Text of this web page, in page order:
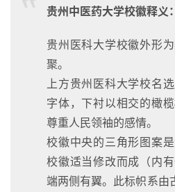
贵州中医药大学校徽释义：
贵州医科大学校徽外形
聚。
上方贵州医科大学校名
字体，下衬以相交的橄
尊重人民领袖的感情。
校徽中央的三角形图案
校徽适当修改而成（内
端两侧有翼。此标帜系